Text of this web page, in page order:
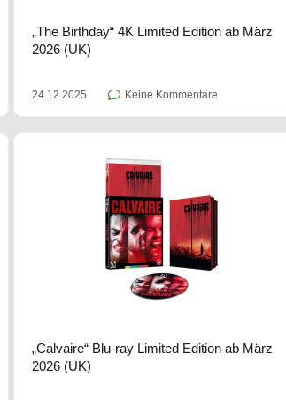
„The Birthday“ 4K Limited Edition ab März
2026 (UK)
24.12.2025 Keine Kommentare
„Calvaire“ Blu-ray Limited Edition ab März
2026 (UK)